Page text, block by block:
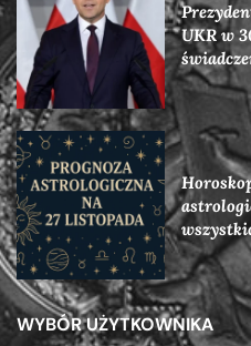
UKR w
WYBÓR UŻYTKOWNIKA